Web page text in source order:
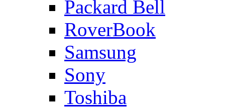
Packard Bell
RoverBook
Samsung
Sony
Toshiba